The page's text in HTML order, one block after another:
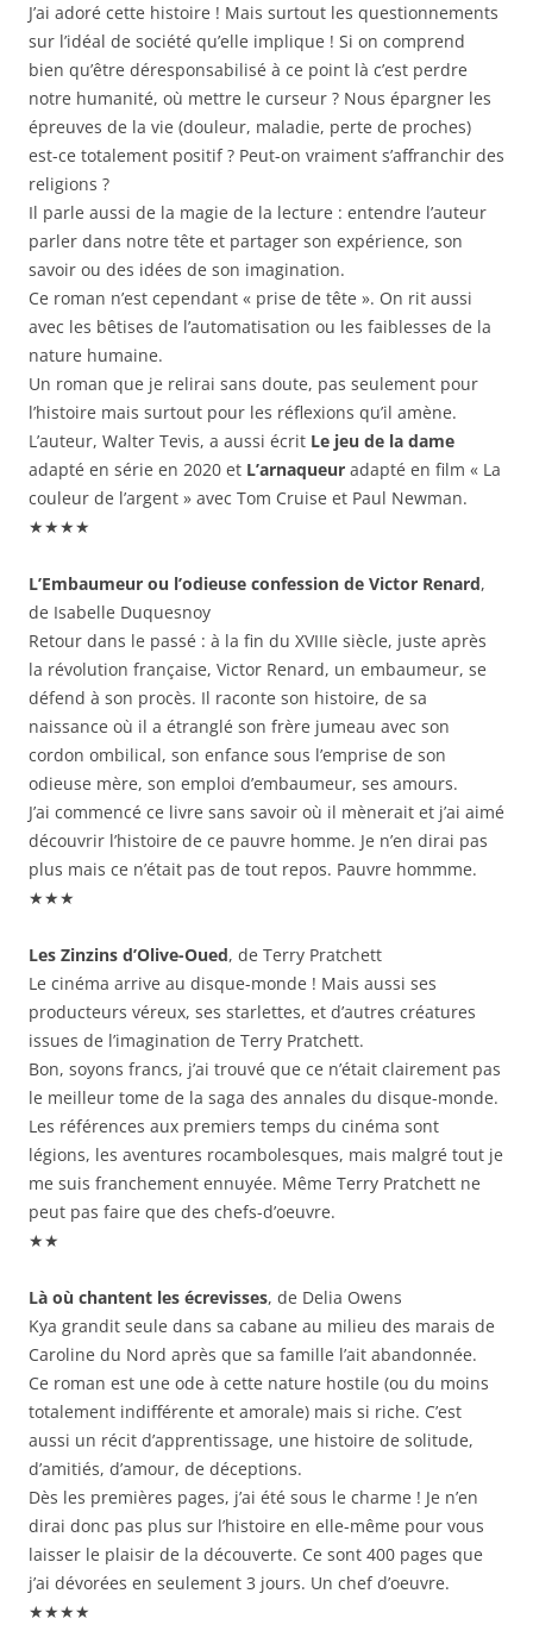
J’ai adoré cette histoire ! Mais surtout les questionnements
sur l’idéal de société qu’elle implique ! Si on comprend
bien qu’être déresponsabilisé à ce point là c’est perdre
notre humanité, où mettre le curseur ? Nous épargner les
épreuves de la vie (douleur, maladie, perte de proches)
est-ce totalement positif ? Peut-on vraiment s’affranchir des
religions ?
Il parle aussi de la magie de la lecture : entendre l’auteur
parler dans notre tête et partager son expérience, son
savoir ou des idées de son imagination.
Ce roman n’est cependant « prise de tête ». On rit aussi
avec les bêtises de l’automatisation ou les faiblesses de la
nature humaine.
Un roman que je relirai sans doute, pas seulement pour
l’histoire mais surtout pour les réflexions qu’il amène.
L’auteur, Walter Tevis, a aussi écrit Le jeu de la dame
adapté en série en 2020 et L’arnaqueur adapté en film « La
couleur de l’argent » avec Tom Cruise et Paul Newman.
★★★★
L’Embaumeur ou l’odieuse confession de Victor Renard,
de Isabelle Duquesnoy
Retour dans le passé : à la fin du XVIIIe siècle, juste après
la révolution française, Victor Renard, un embaumeur, se
défend à son procès. Il raconte son histoire, de sa
naissance où il a étranglé son frère jumeau avec son
cordon ombilical, son enfance sous l’emprise de son
odieuse mère, son emploi d’embaumeur, ses amours.
J’ai commencé ce livre sans savoir où il mènerait et j’ai aimé
découvrir l’histoire de ce pauvre homme. Je n’en dirai pas
plus mais ce n’était pas de tout repos. Pauvre hommme.
★★★
Les Zinzins d’Olive-Oued, de Terry Pratchett
Le cinéma arrive au disque-monde ! Mais aussi ses
producteurs véreux, ses starlettes, et d’autres créatures
issues de l’imagination de Terry Pratchett.
Bon, soyons francs, j’ai trouvé que ce n’était clairement pas
le meilleur tome de la saga des annales du disque-monde.
Les références aux premiers temps du cinéma sont
légions, les aventures rocambolesques, mais malgré tout je
me suis franchement ennuyée. Même Terry Pratchett ne
peut pas faire que des chefs-d’oeuvre.
★★
Là où chantent les écrevisses, de Delia Owens
Kya grandit seule dans sa cabane au milieu des marais de
Caroline du Nord après que sa famille l’ait abandonnée.
Ce roman est une ode à cette nature hostile (ou du moins
totalement indifférente et amorale) mais si riche. C’est
aussi un récit d’apprentissage, une histoire de solitude,
d’amitiés, d’amour, de déceptions.
Dès les premières pages, j’ai été sous le charme ! Je n’en
dirai donc pas plus sur l’histoire en elle-même pour vous
laisser le plaisir de la découverte. Ce sont 400 pages que
j’ai dévorées en seulement 3 jours. Un chef d’oeuvre.
★★★★